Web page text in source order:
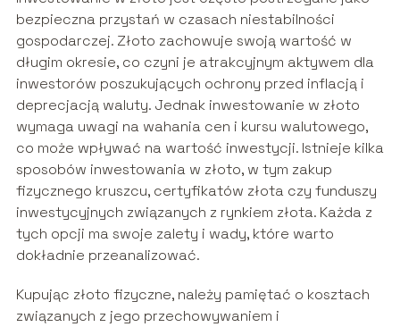
bezpieczna przystań w czasach niestabilności
gospodarczej. Złoto zachowuje swoją wartość w
długim okresie, co czyni je atrakcyjnym aktywem dla
inwestorów poszukujących ochrony przed inflacją i
deprecjacją waluty. Jednak inwestowanie w złoto
wymaga uwagi na wahania cen i kursu walutowego,
co może wpływać na wartość inwestycji. Istnieje kilka
sposobów inwestowania w złoto, w tym zakup
fizycznego kruszcu, certyfikatów złota czy funduszy
inwestycyjnych związanych z rynkiem złota. Każda z
tych opcji ma swoje zalety i wady, które warto
dokładnie przeanalizować.
Kupując złoto fizyczne, należy pamiętać o kosztach
związanych z jego przechowywaniem i